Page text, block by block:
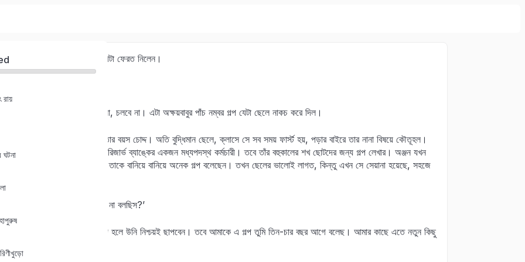
ঘটনা
অক্ষয়বাবু ছেলের হাত থেকে লেখাটা ফেরত নিলেন।
ছেলে মাথা নেড়ে বুঝিয়ে দিল—না, চলবে না। এটা অক্ষয়বাবুর পাঁচ নম্বর গল্প যেটা ছেলে নাকচ করে দিল।
অক্ষয়বাবুর ছেলের নাম অঞ্জন। তার বয়স চোদ্দ। অতি বুদ্ধিমান ছেলে, ক্লাসে সে সব সময় ফার্স্ট হয়, পড়ার বাইরে তার নানা বিষয়ে কৌতূহল।
অক্ষয়বাবু নিজে লেখক নন; তিনি রিজার্ভ ব্যাঙ্কের একজন মধ্যপদস্থ কর্মচারী। তবে তাঁর বহুকালের শখ ছোটদের জন্য গল্প লেখার। অঞ্জন যখন
আরো ছোট ছিল, তখন অক্ষয়বাবু তাকে বানিয়ে বানিয়ে অনেক গল্প বলেছেন। তখন ছেলের ভালোই লাগত, কিন্তু এখন সে সেয়ানা হয়েছে, সহজে
‘তাহলে এটা ফুলঝুরি-তে পাঠাবো না বলছিস?’
‘পাঠাতে পারো। সম্পাদকের পছন্দ হলে উনি নিশ্চয়ই ছাপবেন। তবে আমাকে এ গল্প তুমি তিন-চার বছর আগে বলেছ। আমার কাছে এতে নতুন কিছু
Sign in
Don’t have an account? Sign up